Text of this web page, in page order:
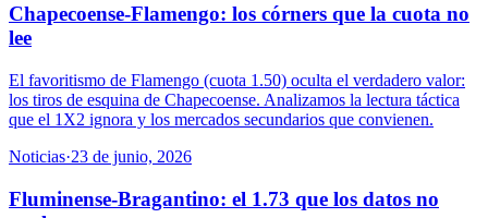
Chapecoense-Flamengo: los córners que la cuota no
lee
El favoritismo de Flamengo (cuota 1.50) oculta el verdadero valor:
los tiros de esquina de Chapecoense. Analizamos la lectura táctica
que el 1X2 ignora y los mercados secundarios que convienen.
Noticias·23 de junio, 2026
Fluminense-Bragantino: el 1.73 que los datos no